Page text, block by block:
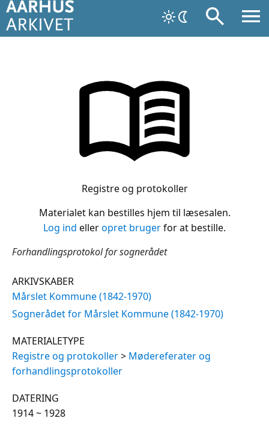
Registre og protokoller
Materialet kan bestilles hjem til læsesalen.
Log ind elleropret brugerfor at bestille.
Forhandlingsprotokol for sognerådet
ARKIVSKABER
Mårslet Kommune (1842-1970)
Sognerådet for Mårslet Kommune (1842-1970)
MATERIALETYPE
Registre og protokoller> Mødereferater og
forhandlingsprotokoller
DATERING
1914 ~ 1928